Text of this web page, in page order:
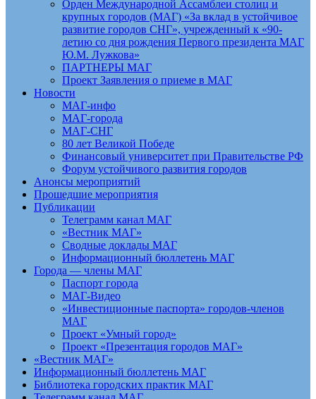
Орден Международной Ассамблеи столиц и
крупных городов (МАГ) «За вклад в устойчивое
развитие городов СНГ», учрежденный к «90-
летию со дня рождения Первого президента МАГ
Ю.М. Лужкова»
ПАРТНЕРЫ МАГ
Проект Заявления о приеме в МАГ
Новости
МАГ-инфо
МАГ-города
МАГ-СНГ
80 лет Великой Победе
Финансовый университет при Правительстве РФ
Форум устойчивого развития городов
Анонсы мероприятий
Прошедшие мероприятия
Публикации
Телеграмм канал МАГ
«Вестник МАГ»
Сводные доклады МАГ
Информационный бюллетень МАГ
Города — члены МАГ
Паспорт города
МАГ-Видео
«Инвестиционные паспорта» городов-членов
МАГ
Проект «Умный город»
Проект «Презентация городов МАГ»
«Вестник МАГ»
Информационный бюллетень МАГ
Библиотека городских практик МАГ